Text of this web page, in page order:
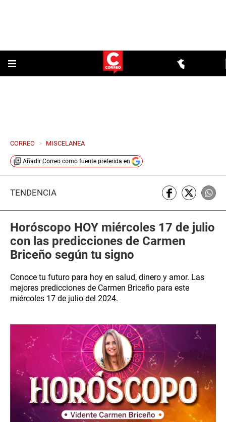
CORREO > MISCELANEA
Añadir Correo como fuente preferida en
TENDENCIA
Horóscopo HOY miércoles 17 de julio
con las predicciones de Carmen
Briceño según tu signo
Conoce tu futuro para hoy en salud, dinero y amor. Las
mejores predicciones de Carmen Briceño para este
miércoles 17 de julio del 2024.